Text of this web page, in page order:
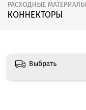
РАСХОДНЫЕ МАТЕРИАЛЫ
КОННЕКТОРЫ
Выбрать